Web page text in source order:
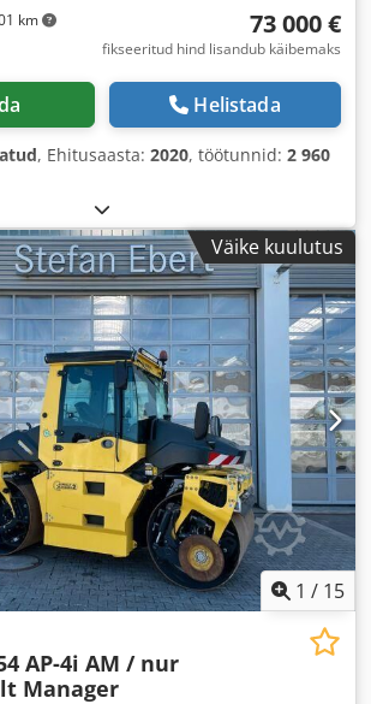
km 73 000 €
fikseeritud hind lisandub käibemaks
Helistada
, Ehitusaasta: 2020, töötunnid: 2 960
Väike kuulutus
1 / 15
AP-4i AM / nur
Manager